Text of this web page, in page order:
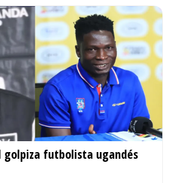
golpiza futbolista ugandés